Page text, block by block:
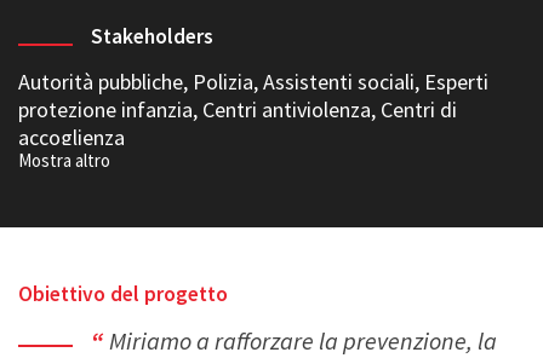
Stakeholders
Autorità pubbliche, Polizia, Assistenti sociali, Esperti
protezione infanzia, Centri antiviolenza, Centri di
accoglienza
Obiettivo del progetto
Miriamo a rafforzare la prevenzione, la